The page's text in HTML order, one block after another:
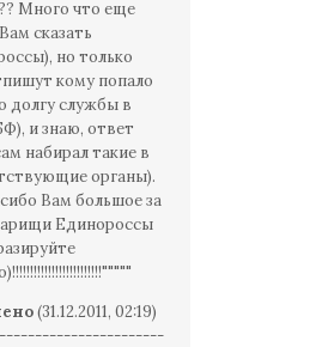
Много что еще
сказать
но только
кому попало
долгу службы в
и знаю, ответ
набирал такие в
органы).
Вам большое за
Единороссы
(31.12.2011, 02:19)